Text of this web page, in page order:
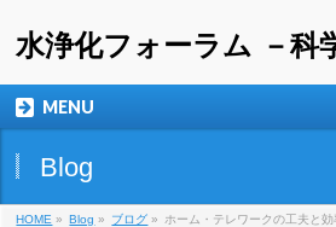
水浄化フォーラム －科
MENU
Blog
HOME » Blog » ブログ » ホーム・テレワークの工夫と